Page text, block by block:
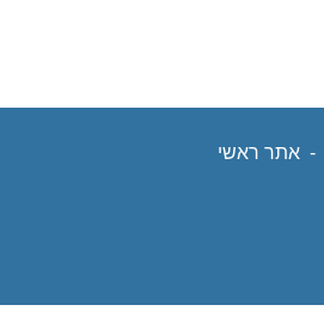
- אתר ראשי
נפתח